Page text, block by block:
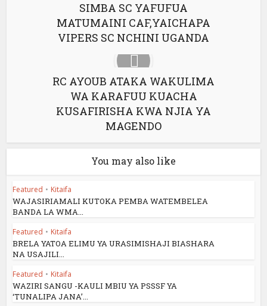
SIMBA SC YAFUFUA
MATUMAINI CAF,YAICHAPA
VIPERS SC NCHINI UGANDA
RC AYOUB ATAKA WAKULIMA
WA KARAFUU KUACHA
KUSAFIRISHA KWA NJIA YA
MAGENDO
You may also like
Featured • Kitaifa
WAJASIRIAMALI KUTOKA PEMBA WATEMBELEA
BANDA LA WMA...
Featured • Kitaifa
BRELA YATOA ELIMU YA URASIMISHAJI BIASHARA
NA USAJILI...
Featured • Kitaifa
WAZIRI SANGU -KAULI MBIU YA PSSSF YA
‘TUNALIPA JANA’...